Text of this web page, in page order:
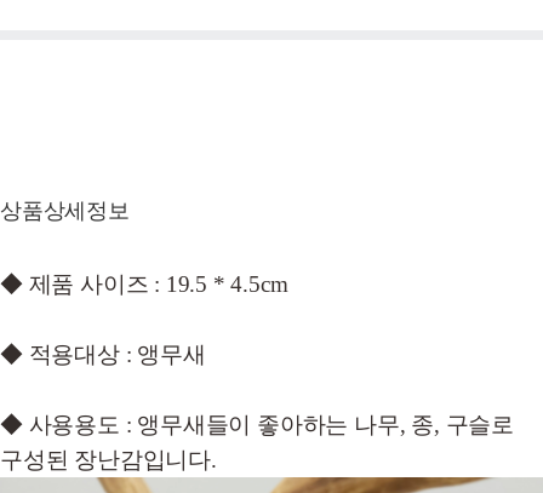
상품상세정보
◆ 제품 사이즈 : 19.5 * 4.5cm
◆ 적용대상 : 앵무새
◆ 사용용도 : 앵무새들이 좋아하는 나무, 종, 구슬로
구성된 장난감입니다.